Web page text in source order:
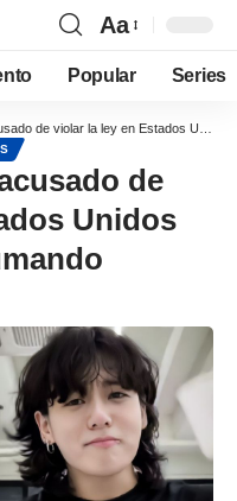
Aa
Popular Series
la ley en Estados Unidos tras ser captado fumando
de
Unidos